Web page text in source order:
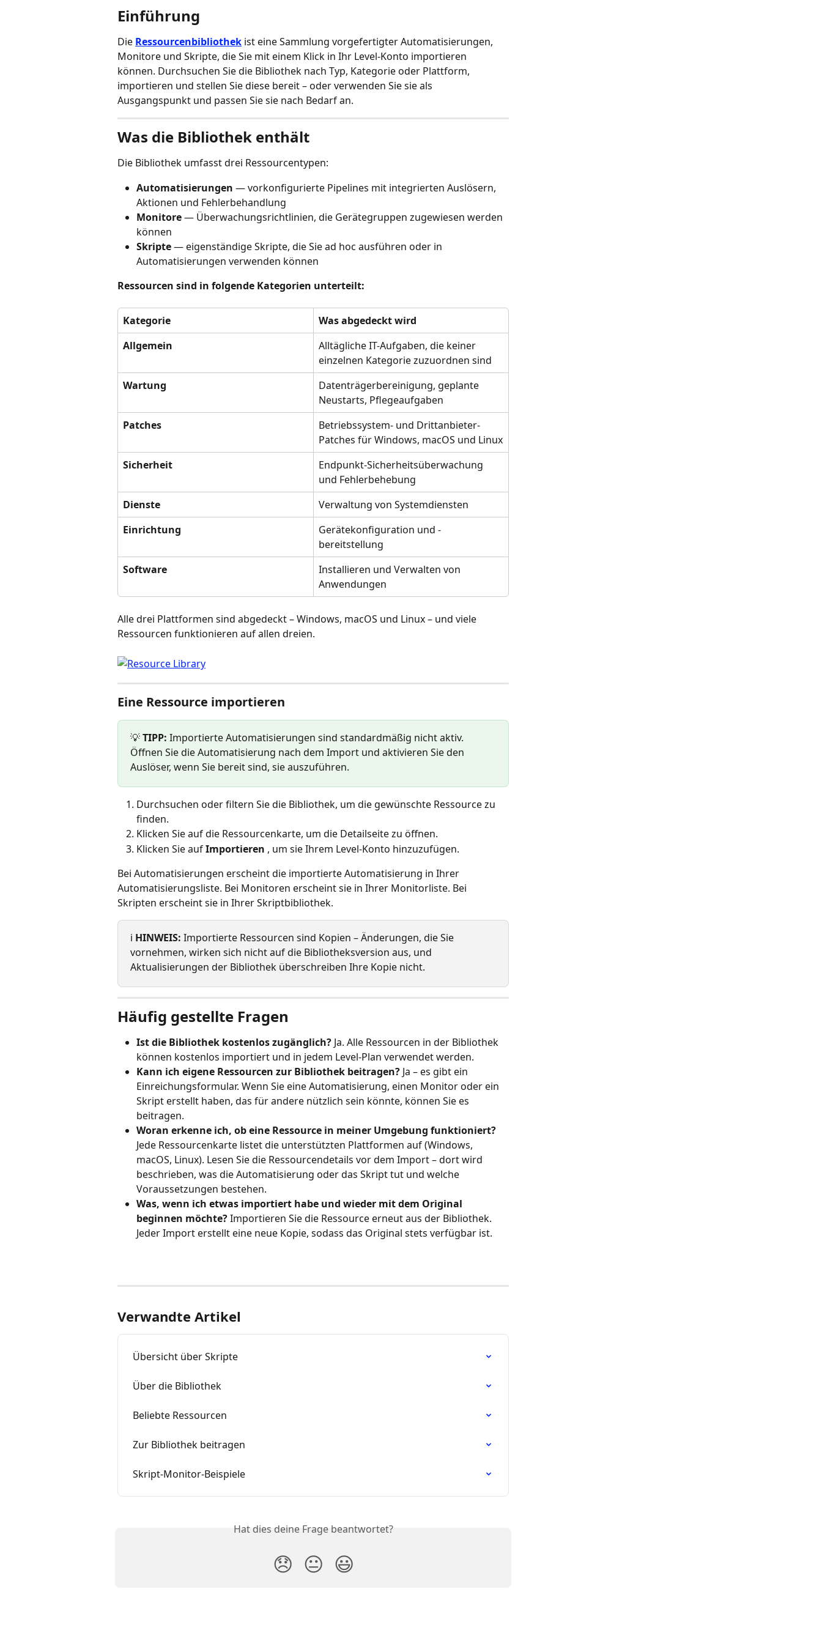
Einführung
Die Ressourcenbibliothek ist eine Sammlung vorgefertigter Automatisierungen,
Monitore und Skripte, die Sie mit einem Klick in Ihr Level-Konto importieren
können. Durchsuchen Sie die Bibliothek nach Typ, Kategorie oder Plattform,
importieren und stellen Sie diese bereit – oder verwenden Sie sie als
Ausgangspunkt und passen Sie sie nach Bedarf an.
Was die Bibliothek enthält
Die Bibliothek umfasst drei Ressourcentypen:
Automatisierungen — vorkonfigurierte Pipelines mit integrierten Auslösern,
Aktionen und Fehlerbehandlung
Monitore — Überwachungsrichtlinien, die Gerätegruppen zugewiesen werden
können
Skripte — eigenständige Skripte, die Sie ad hoc ausführen oder in
Automatisierungen verwenden können
Ressourcen sind in folgende Kategorien unterteilt:
Kategorie
Was abgedeckt wird
Allgemein
Alltägliche IT-Aufgaben, die keiner
einzelnen Kategorie zuzuordnen sind
Wartung
Datenträgerbereinigung, geplante
Neustarts, Pflegeaufgaben
Patches
Betriebssystem- und Drittanbieter-
Patches für Windows, macOS und Linux
Sicherheit
Endpunkt-Sicherheitsüberwachung
und Fehlerbehebung
Dienste
Verwaltung von Systemdiensten
Einrichtung
Gerätekonfiguration und -
bereitstellung
Software
Installieren und Verwalten von
Anwendungen
Alle drei Plattformen sind abgedeckt – Windows, macOS und Linux – und viele
Ressourcen funktionieren auf allen dreien.
Eine Ressource importieren
💡 TIPP: Importierte Automatisierungen sind standardmäßig nicht aktiv.
Öffnen Sie die Automatisierung nach dem Import und aktivieren Sie den
Auslöser, wenn Sie bereit sind, sie auszuführen.
Durchsuchen oder filtern Sie die Bibliothek, um die gewünschte Ressource zu
finden.
Klicken Sie auf die Ressourcenkarte, um die Detailseite zu öffnen.
Klicken Sie auf Importieren , um sie Ihrem Level-Konto hinzuzufügen.
Bei Automatisierungen erscheint die importierte Automatisierung in Ihrer
Automatisierungsliste. Bei Monitoren erscheint sie in Ihrer Monitorliste. Bei
Skripten erscheint sie in Ihrer Skriptbibliothek.
ℹ️ HINWEIS: Importierte Ressourcen sind Kopien – Änderungen, die Sie
vornehmen, wirken sich nicht auf die Bibliotheksversion aus, und
Aktualisierungen der Bibliothek überschreiben Ihre Kopie nicht.
Häufig gestellte Fragen
Ist die Bibliothek kostenlos zugänglich? Ja. Alle Ressourcen in der Bibliothek
können kostenlos importiert und in jedem Level-Plan verwendet werden.
Kann ich eigene Ressourcen zur Bibliothek beitragen? Ja – es gibt ein
Einreichungsformular. Wenn Sie eine Automatisierung, einen Monitor oder ein
Skript erstellt haben, das für andere nützlich sein könnte, können Sie es
beitragen.
Woran erkenne ich, ob eine Ressource in meiner Umgebung funktioniert?
Jede Ressourcenkarte listet die unterstützten Plattformen auf (Windows,
macOS, Linux). Lesen Sie die Ressourcendetails vor dem Import – dort wird
beschrieben, was die Automatisierung oder das Skript tut und welche
Voraussetzungen bestehen.
Was, wenn ich etwas importiert habe und wieder mit dem Original
beginnen möchte? Importieren Sie die Ressource erneut aus der Bibliothek.
Jeder Import erstellt eine neue Kopie, sodass das Original stets verfügbar ist.
Verwandte Artikel
Übersicht über Skripte
Über die Bibliothek
Beliebte Ressourcen
Zur Bibliothek beitragen
Skript-Monitor-Beispiele
Hat dies deine Frage beantwortet?
😞 😐 😃